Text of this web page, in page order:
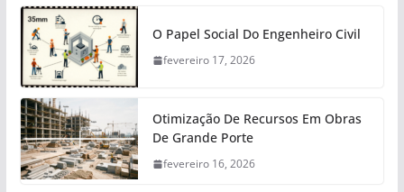
O Papel Social Do Engenheiro Civil
fevereiro 17, 2026
Otimização De Recursos Em Obras
De Grande Porte
fevereiro 16, 2026